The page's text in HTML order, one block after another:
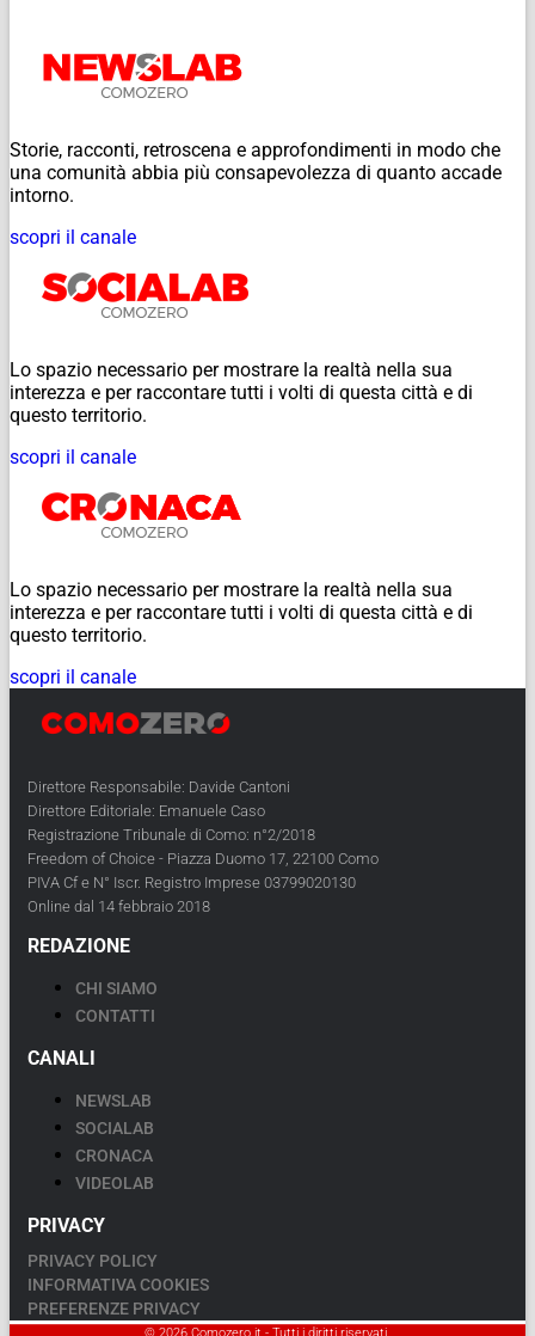
Storie, racconti, retroscena e approfondimenti in modo che
una comunità abbia più consapevolezza di quanto accade
intorno.
scopri il canale
Lo spazio necessario per mostrare la realtà nella sua
interezza e per raccontare tutti i volti di questa città e di
questo territorio.
scopri il canale
Lo spazio necessario per mostrare la realtà nella sua
interezza e per raccontare tutti i volti di questa città e di
questo territorio.
scopri il canale
Direttore Responsabile: Davide Cantoni
Direttore Editoriale: Emanuele Caso
Registrazione Tribunale di Como: n°2/2018
Freedom of Choice - Piazza Duomo 17, 22100 Como
PIVA Cf e N° Iscr. Registro Imprese 03799020130
Online dal 14 febbraio 2018
REDAZIONE
CHI SIAMO
CONTATTI
CANALI
NEWSLAB
SOCIALAB
CRONACA
VIDEOLAB
PRIVACY
PRIVACY POLICY
INFORMATIVA COOKIES
PREFERENZE PRIVACY